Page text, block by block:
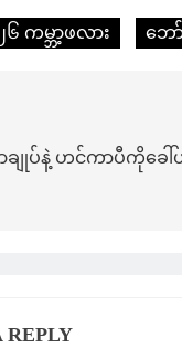
၆ ကမ္ဘာ့ဖလား ဘေ
ာချုပ်နဲ့ ဟင်ကာပီကိုခ
REPLY